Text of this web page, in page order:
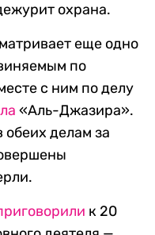
охрана.
еще одно
по
с ним по делу
«Аль-Джазира».
делам за
к 20